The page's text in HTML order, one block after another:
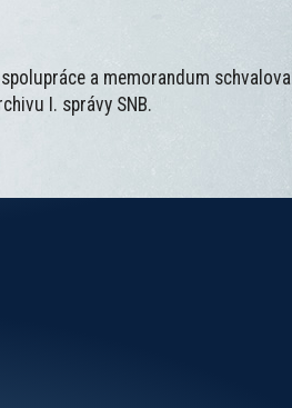
a memorandum schvaloval
I. správy SNB.